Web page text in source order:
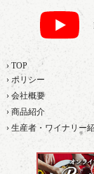
› TOP
› ポリシー
› 会社概要
› 商品紹介
› 生産者・ワイナリー